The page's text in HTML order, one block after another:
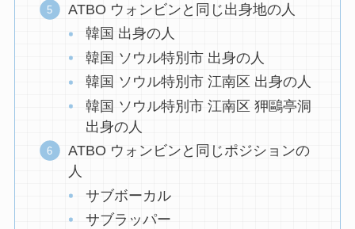
ATBO ウォンビンと同じ出身地の人
韓国 出身の人
韓国 ソウル特別市 出身の人
韓国 ソウル特別市 江南区 出身の人
韓国 ソウル特別市 江南区 狎鷗亭洞
出身の人
ATBO ウォンビンと同じポジションの
人
サブボーカル
サブラッパー